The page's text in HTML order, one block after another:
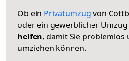
Ob ein Privatumzug von
oder ein gewerblicher
helfen, damit Sie problemlos
umziehen können.